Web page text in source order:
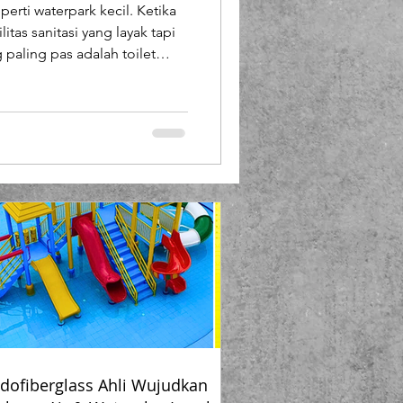
Booth Fiberglass
waterpark kecil. Ketika
sanitasi yang layak tapi
paling pas adalah toilet
cari sekarang, kan?
melalui brand
Endofiberglass hadir seb
Ahli Wujudkan